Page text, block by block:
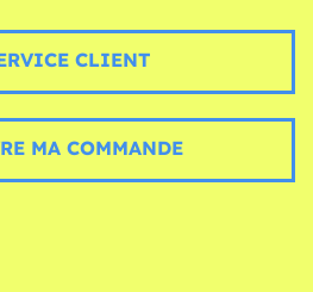
CLIENT
MA COMMANDE